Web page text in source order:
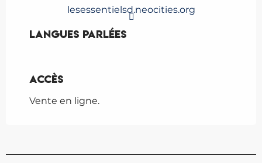
lesessentielsd.neocities.org
Langues parlées
Langues parlées
Accès
Accès
Vente en ligne.